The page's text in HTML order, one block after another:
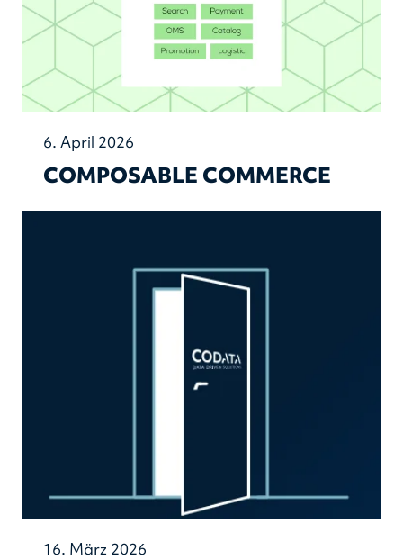
6. April 2026
COMPOSABLE COMMERCE
16. März 2026